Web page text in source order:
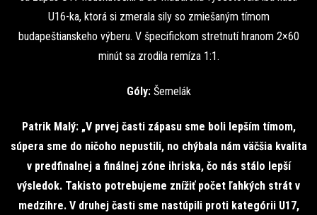
U16-ka, ktorá si zmerala sily so zmiešaným tímom
budapeštianskeho výberu. V špecifickom stretnutí hranom 2×60
minút sa zrodila remíza 1:1.
Góly:Šemelák
Patrik Malý: „V prvej časti zápasu sme boli lepším tímom,
súpera sme do ničoho nepustili, no chýbala nám väčšia kvalita
v predfinalnej a finálnej zóne ihriska, čo nás stálo lepší
výsledok. Takisto potrebujeme znížiť počet ľahkých strát v
medzihre. V druhej časti sme nastúpili proti kategórii U17,